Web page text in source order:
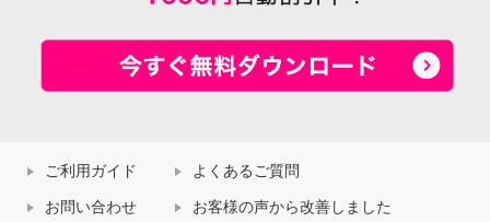
ご利用ガイド よくあるご質問
お問い合わせ お客様の声から改善しました